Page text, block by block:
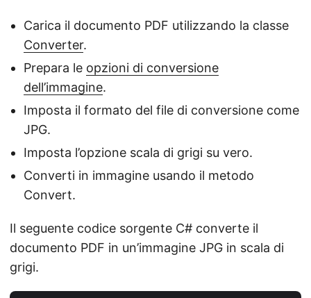
Carica il documento PDF utilizzando la classe
Converter.
Prepara le opzioni di conversione
dell’immagine.
Imposta il formato del file di conversione come
JPG.
Imposta l’opzione scala di grigi su vero.
Converti in immagine usando il metodo
Convert.
Il seguente codice sorgente C# converte il
documento PDF in un’immagine JPG in scala di
grigi.